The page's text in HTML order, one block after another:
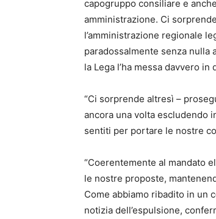
capogruppo consiliare e
amministrazione. Ci
l’amministrazione regionale
paradossalmente senza nulla
la Lega l’ha messa davvero in
“Ci sorprende altresì –
ancora una volta escludendo
sentiti per portare le nostre
“Coerentemente al mandato
le nostre proposte,
Come abbiamo ribadito in un
notizia dell’espulsione,